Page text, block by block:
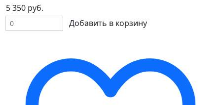
5 350 руб.
Добавить в корзину